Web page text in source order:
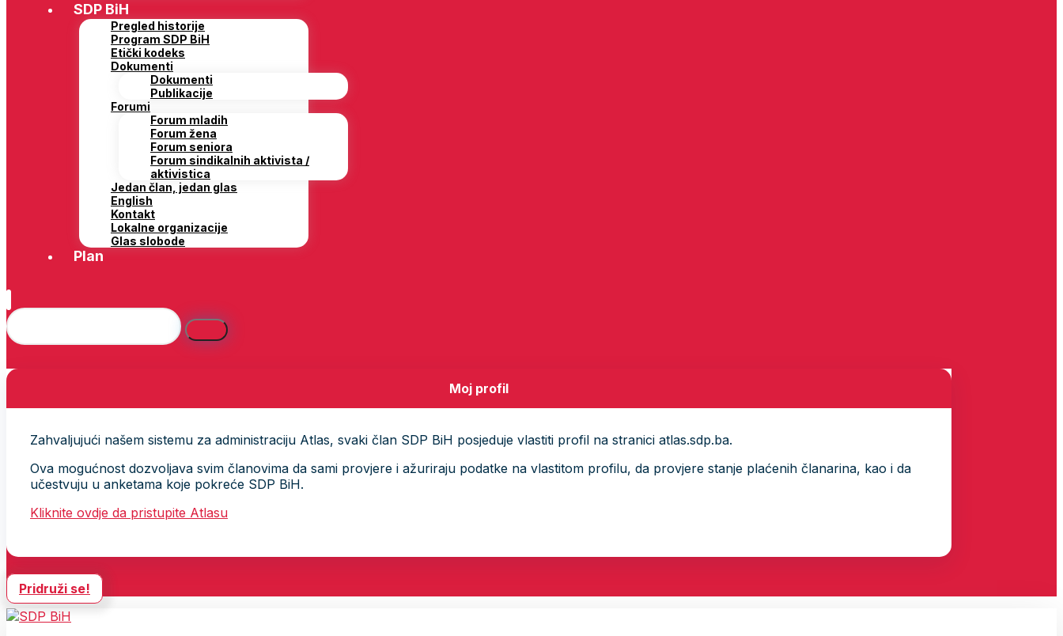
SDP BiH
Pregled historije
Program SDP BiH
Etički kodeks
Dokumenti
Dokumenti
Publikacije
Forumi
Forum mladih
Forum žena
Forum seniora
Forum sindikalnih aktivista /
aktivistica
Jedan član, jedan glas
English
Kontakt
Lokalne organizacije
Glas slobode
Plan
Moj profil
Zahvaljujući našem sistemu za administraciju Atlas, svaki član SDP BiH posjeduje vlastiti profil na stranici atlas.sdp.ba.
Ova mogućnost dozvoljava svim članovima da sami provjere i ažuriraju podatke na vlastitom profilu, da provjere stanje plaćenih članarina, kao i da
učestvuju u anketama koje pokreće SDP BiH.
Kliknite ovdje da pristupite Atlasu
Pridruži se!